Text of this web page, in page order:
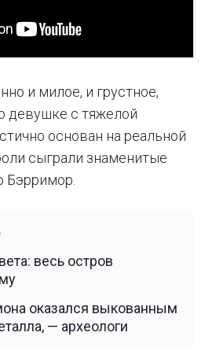
и милое, и грустное,
девушке с тяжелой
основан на реальной
сыграли знаменитые
весь остров
оказался выкованным
— археологи